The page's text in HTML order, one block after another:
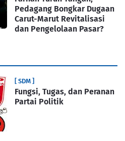
Pedagang Bongkar Dugaan
Carut-Marut Revitalisasi
dan Pengelolaan Pasar?
[ SDM ]
Fungsi, Tugas, dan Peranan
Partai Politik